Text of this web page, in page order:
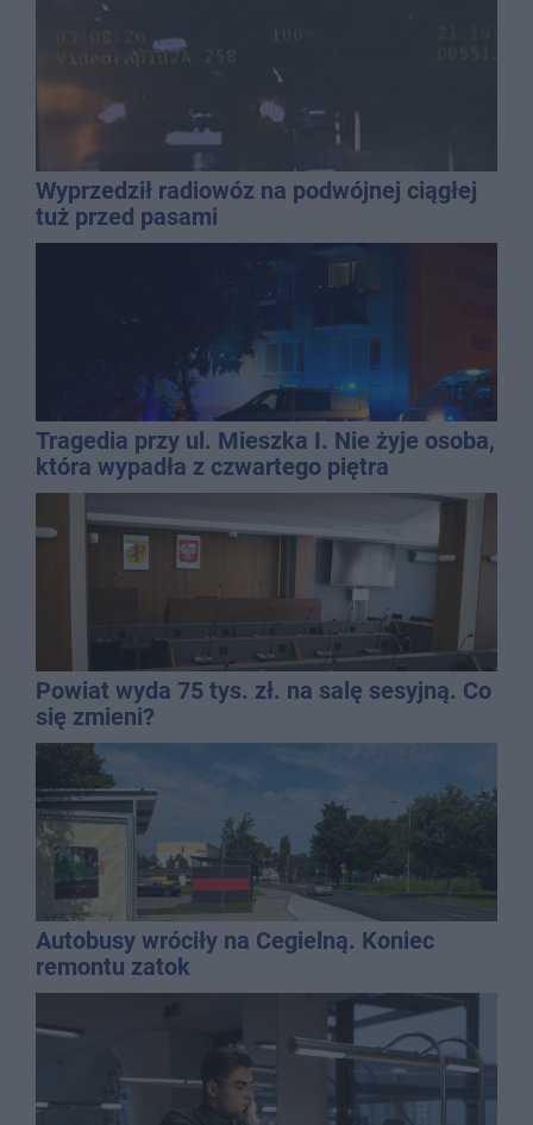
Wyprzedził radiowóz na podwójnej ciągłej
tuż przed pasami
Tragedia przy ul. Mieszka I. Nie żyje osoba,
która wypadła z czwartego piętra
Powiat wyda 75 tys. zł. na salę sesyjną. Co
się zmieni?
Autobusy wróciły na Cegielną. Koniec
remontu zatok